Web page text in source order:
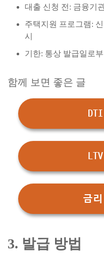
대출 신청 전: 금융기
주택지원 프로그램:
시
기한: 통상 발급일로
함께 보면 좋은 글
금
3. 발급 방법